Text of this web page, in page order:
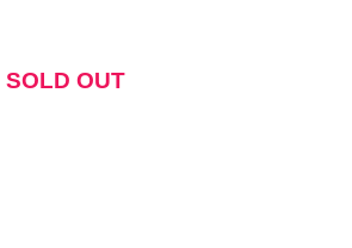
調
SOLD OUT